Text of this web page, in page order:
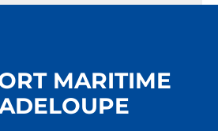
MARITIME